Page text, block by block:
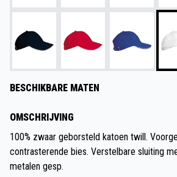
BESCHIKBARE MATEN
OMSCHRIJVING
100% zwaar geborsteld katoen twill.
contrasterende bies. Verstelbare sluiting
metalen gesp.